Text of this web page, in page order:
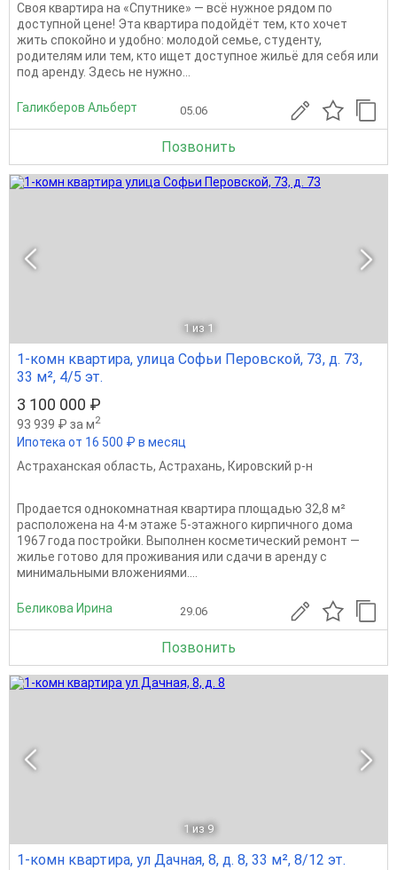
Своя квартира на «Спутнике» — всё нужное рядом по
доступной цене! Эта квартира подойдёт тем, кто хочет
жить спокойно и удобно: молодой семье, студенту,
родителям или тем, кто ищет доступное жильё для себя или
под аренду. Здесь не нужно...
Галикберов Альберт 05.06
Позвонить
1 из 1
1-комн квартира, улица Софьи Перовской, 73, д. 73,
33 м², 4/5 эт.
3 100 000 ₽
93 939 ₽ за м2
Ипотека от 16 500 ₽ в месяц
Астраханская область, Астрахань, Кировский р-н
Продается однокомнатная квартира площадью 32,8 м²
расположена на 4-м этаже 5-этажного кирпичного дома
1967 года постройки. Выполнен косметический ремонт —
жилье готово для проживания или сдачи в аренду с
минимальными вложениями....
Беликова Ирина 29.06
Позвонить
1 из 9
1-комн квартира, ул Дачная, 8, д. 8, 33 м², 8/12 эт.